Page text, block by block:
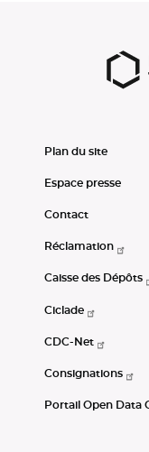
Plan du site
Espace presse
Contact
Réclamation
Caisse des Dépôts
Ciclade
CDC-Net
Consignations
Portail Open Data